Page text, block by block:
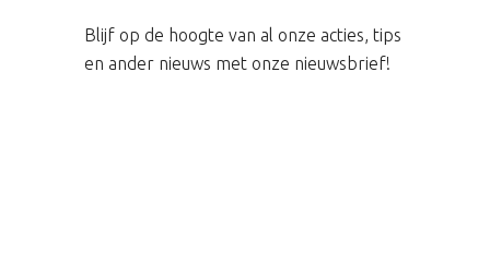
Blijf op de hoogte van al onze acties, tips
en ander nieuws met onze nieuwsbrief!